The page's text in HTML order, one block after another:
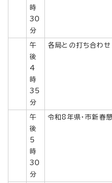
時
30
分
午
後
4
時
35
分
各局との打ち合わせ
午
後
5
時
30
分
令和8年県・市新春